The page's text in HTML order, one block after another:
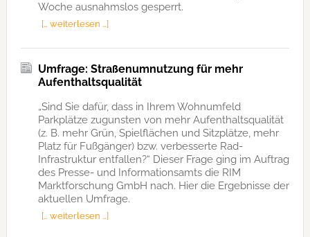
Woche ausnahmslos gesperrt.
[… weiterlesen …]
Umfrage: Straßenumnutzung für mehr
Aufenthaltsqualität
„Sind Sie dafür, dass in Ihrem Wohnumfeld
Parkplätze zugunsten von mehr Aufenthaltsqualität
(z. B. mehr Grün, Spielflächen und Sitzplätze, mehr
Platz für Fußgänger) bzw. verbesserte Rad-
Infrastruktur entfallen?“ Dieser Frage ging im Auftrag
des Presse- und Informationsamts die RIM
Marktforschung GmbH nach. Hier die Ergebnisse der
aktuellen Umfrage.
[… weiterlesen …]